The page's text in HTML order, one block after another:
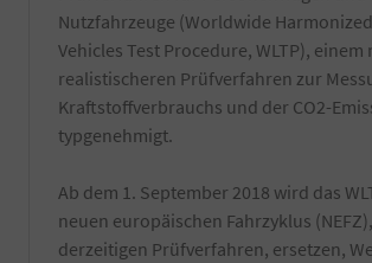
Nutzfahrzeuge (Worldwide
Vehicles Test Procedure, WLTP), einem
realistischeren Prüfverfahren zur
Kraftstoffverbrauchs und der CO2-
typgenehmigt.
Ab dem 1. September 2018 wird das
neuen europäischen Fahrzyklus
derzeitigen Prüfverfahren, ersetzen,